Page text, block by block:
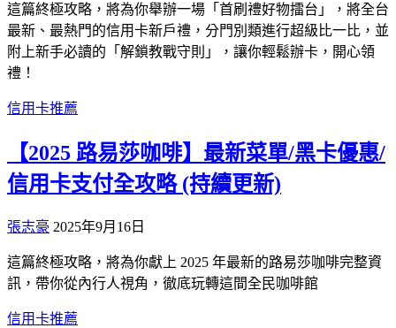
這篇終極攻略，將為你舉辦一場「首刷禮好物擂台」，將全台
最新、最熱門的信用卡新戶禮，分門別類進行超級比一比，並
附上新手必讀的「解鎖教戰守則」，讓你輕鬆辦卡，開心領
禮！
信用卡推薦
【2025 路易莎咖啡】最新菜單/黑卡優惠/
信用卡支付全攻略 (持續更新)
張志豪 2025年9月16日
這篇終極攻略，將為你獻上 2025 年最新的路易莎咖啡完整資
訊，帶你從內行人視角，徹底玩轉這間全民咖啡館
信用卡推薦